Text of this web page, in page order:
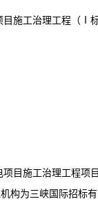
施工治理工程（Ⅰ
目施工治理工程
构为三峡国际招标